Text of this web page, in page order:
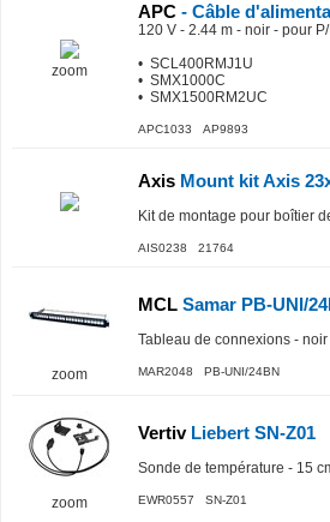
zoom
APC - Câble
120 V - 2.44 m - noir - pour P/
• SCL400RMJ1U
• SMX1000C
• SMX1500RM2UC
APC1033 AP9893
Axis Mount kit Axis
Kit de montage pour boîtier
AIS0238 21764
zoom
MCL Samar PB-UNI/
Tableau de connexions -
MAR2048 PB-UNI/24BN
zoom
VertivLiebert SN-Z01
Sonde de température - 15
EWR0557 SN-Z01